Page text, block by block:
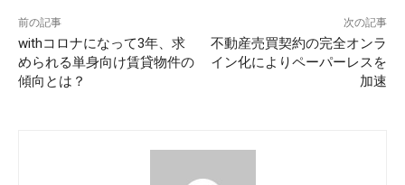
前の記事
withコロナになって3年、求
められる単身向け賃貸物件の
傾向とは？
次の記事
不動産売買契約の完全オンラ
イン化によりペーパーレスを
加速